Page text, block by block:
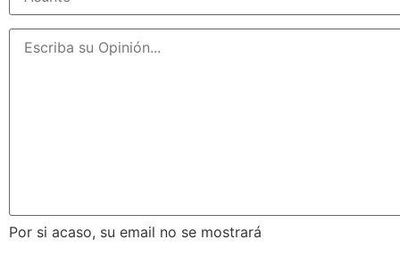
Por si acaso, su email no se mostrará